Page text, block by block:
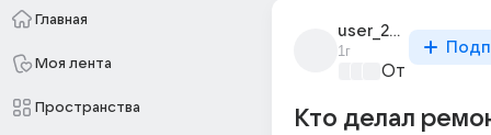
Главная
Моя лента
Пространства
user_276964416
1г
От
Кто делал